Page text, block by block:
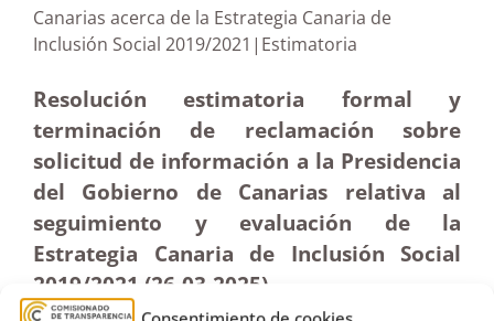
Canarias acerca de la Estrategia Canaria de
Inclusión Social 2019/2021|Estimatoria
Resolución estimatoria formal y
terminación de reclamación sobre
solicitud de información a la Presidencia
del Gobierno de Canarias relativa al
seguimiento y evaluación de la
Estrategia Canaria de Inclusión Social
2019/2021 (26-03 -2025)